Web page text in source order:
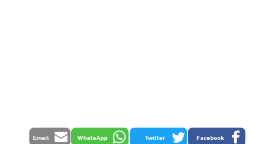
Facebook
Twitter
WhatsApp
Email